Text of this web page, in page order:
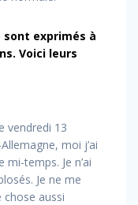
sont exprimés à
Voici leurs
vendredi 13
moi j’ai
temps. Je n’ai
Je ne me
chose aussi